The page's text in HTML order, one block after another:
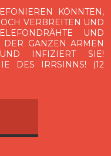
KÖNNTEN,
VERBREITEN UND
UND
GANZEN ARMEN
INFIZIERT SIE!
DES IRRSINNS! (12